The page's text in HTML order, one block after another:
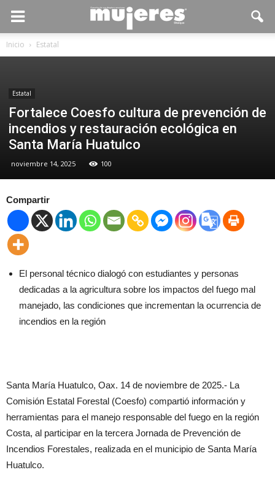
Inicio Estatal
Estatal
Fortalece Coesfo cultura de prevención de
incendios y restauración ecológica en
Santa María Huatulco
noviembre 14, 2025 100
Compartir
El personal técnico dialogó con estudiantes y personas
dedicadas a la agricultura sobre los impactos del fuego mal
manejado, las condiciones que incrementan la ocurrencia de
incendios en la región
Santa María Huatulco, Oax. 14 de noviembre de 2025.- La
Comisión Estatal Forestal (Coesfo) compartió información y
herramientas para el manejo responsable del fuego en la región
Costa, al participar en la tercera Jornada de Prevención de
Incendios Forestales, realizada en el municipio de Santa María
Huatulco.